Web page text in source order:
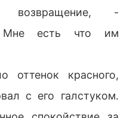
возвращение, -
Мне есть что им
оттенок красного,
с его галстуком.